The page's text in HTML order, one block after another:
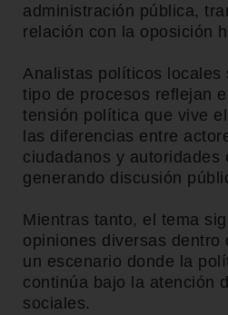
administración pública,
relación con la oposición
Analistas políticos locales
tipo de procesos reflejan
tensión política que vive
las diferencias entre
ciudadanos y autoridades
generando discusión
Mientras tanto, el tema
opiniones diversas dentro
un escenario donde la
continúa bajo la atención
sociales.